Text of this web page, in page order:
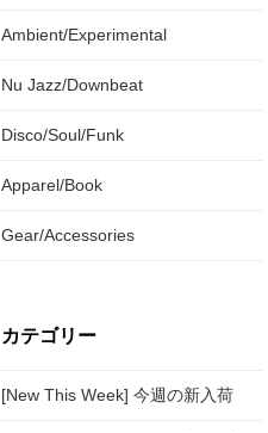
Ambient/Experimental
Nu Jazz/Downbeat
Disco/Soul/Funk
Apparel/Book
Gear/Accessories
カテゴリー
[New This Week] 今週の新入荷